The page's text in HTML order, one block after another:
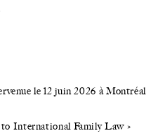
le 12 juin 2026 à Montréal
International Family Law »